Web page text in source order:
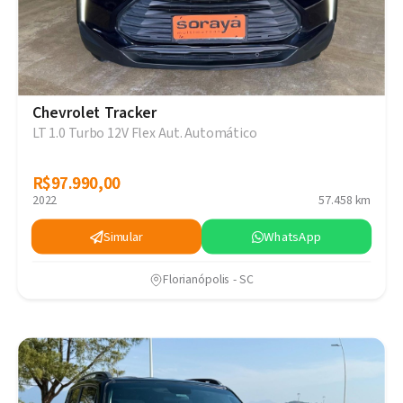
Chevrolet Tracker
LT 1.0 Turbo 12V Flex Aut. Automático
R$97.990,00
R$97.990,00
2022 57.458 km
Simular WhatsApp
Florianópolis - SC